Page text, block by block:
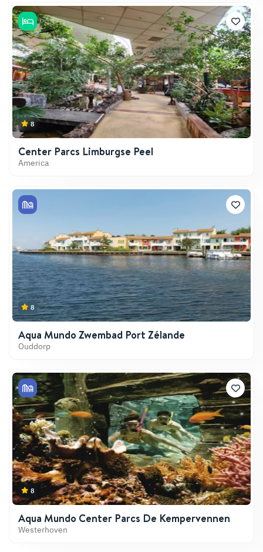
8
Center Parcs Limburgse Peel
America
8
Aqua Mundo Zwembad Port Zélande
Ouddorp
8
Aqua Mundo Center Parcs De Kempervennen
Westerhoven